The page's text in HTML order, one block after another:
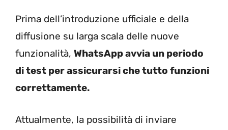
Prima dell’introduzione ufficiale e della
diffusione su larga scala delle nuove
funzionalità, WhatsApp avvia un periodo
di test per assicurarsi che tutto funzioni
correttamente.
Attualmente, la possibilità di inviare